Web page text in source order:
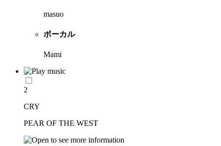
masuo
ボーカル
Mami
2
CRY
PEAR OF THE WEST